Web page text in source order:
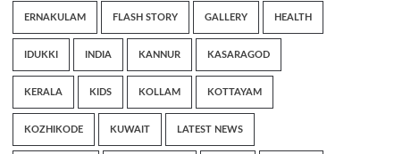
ERNAKULAM FLASH STORY GALLERY HEALTH
IDUKKI INDIA KANNUR KASARAGOD
KERALA KIDS KOLLAM KOTTAYAM
KOZHIKODE KUWAIT LATEST NEWS